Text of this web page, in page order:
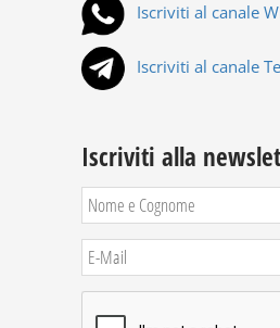
Iscriviti al canale
Iscriviti al canale
Iscriviti alla